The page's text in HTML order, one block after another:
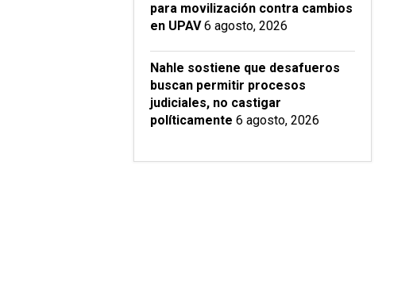
para movilización contra cambios
en UPAV 6 agosto, 2026
Nahle sostiene que desafueros
buscan permitir procesos
judiciales, no castigar
políticamente 6 agosto, 2026